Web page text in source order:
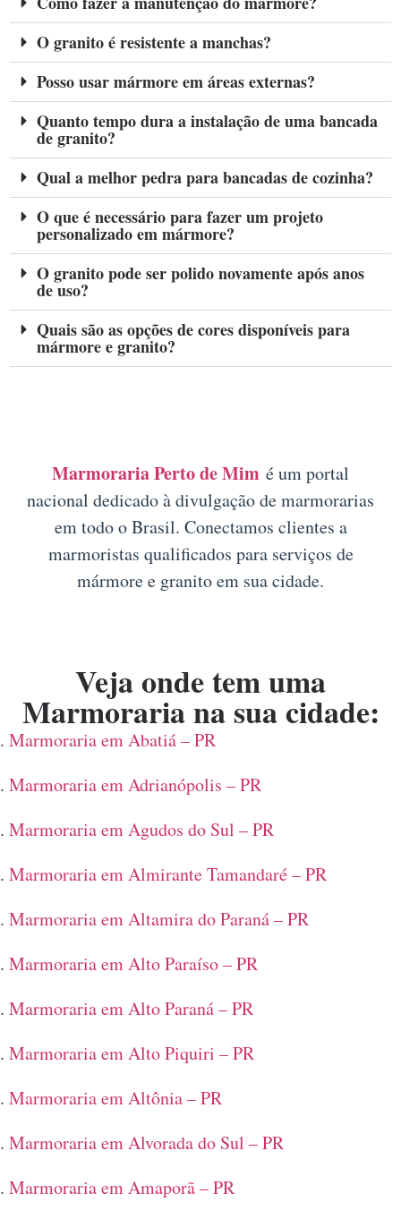
O granito é resistente a manchas?
Posso usar mármore em áreas externas?
Quanto tempo dura a instalação de uma bancada
de granito?
Qual a melhor pedra para bancadas de cozinha?
O que é necessário para fazer um projeto
personalizado em mármore?
O granito pode ser polido novamente após anos
de uso?
Quais são as opções de cores disponíveis para
mármore e granito?
Marmoraria Perto de Mim é um portal
nacional dedicado à divulgação de marmorarias
em todo o Brasil. Conectamos clientes a
marmoristas qualificados para serviços de
mármore e granito em sua cidade.
Veja onde tem uma
Marmoraria na sua cidade:
Marmoraria em Abatiá – PR
Marmoraria em Adrianópolis – PR
Marmoraria em Agudos do Sul – PR
Marmoraria em Almirante Tamandaré – PR
Marmoraria em Altamira do Paraná – PR
Marmoraria em Alto Paraíso – PR
Marmoraria em Alto Paraná – PR
Marmoraria em Alto Piquiri – PR
Marmoraria em Altônia – PR
Marmoraria em Alvorada do Sul – PR
Marmoraria em Amaporã – PR